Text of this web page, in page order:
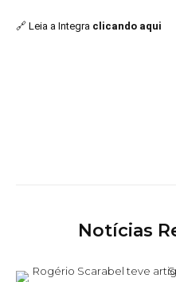
🔗 Leia a Integra clicando aqui
Notícias